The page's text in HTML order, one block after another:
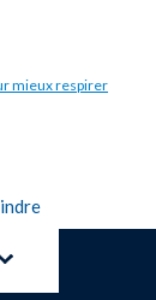
mieux respirer